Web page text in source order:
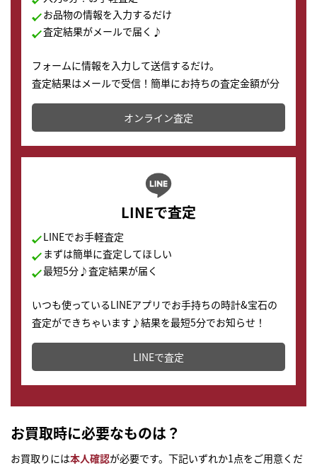
お品物の情報を入力するだけ
査定結果がメールで届く♪
フォームに情報を入力して送信するだけ。
査定結果はメールで受信！簡単にお持ちの査定金額が分
かります。
オンライン査定
LINEで査定
LINEでお手軽査定
まずは簡単に査定してほしい
最短5分♪査定結果が届く
いつも使っているLINEアプリでお手持ちの時計&宝石の
査定ができちゃいます♪結果を最短5分でお知らせ！
どこからでもすぐに査定金額を知ることが出来ます。
LINEで査定
お買取時に必要なものは？
お買取りには本人確認が必要です。下記いずれか1点をご用意くだ